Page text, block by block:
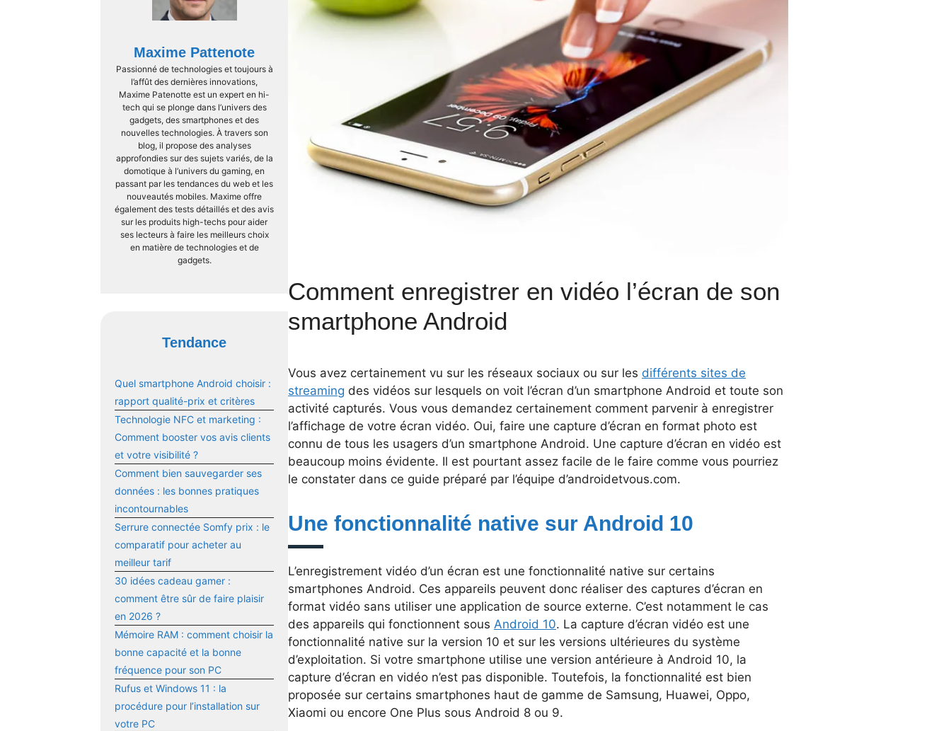
Maxime Pattenote
Passionné de technologies et toujours à
l’affût des dernières innovations,
Maxime Patenotte est un expert en hi-
tech qui se plonge dans l’univers des
gadgets, des smartphones et des
nouvelles technologies. À travers son
blog, il propose des analyses
approfondies sur des sujets variés, de la
domotique à l’univers du gaming, en
passant par les tendances du web et les
nouveautés mobiles. Maxime offre
également des tests détaillés et des avis
sur les produits high-techs pour aider
ses lecteurs à faire les meilleurs choix
en matière de technologies et de
gadgets.
Tendance
Quel smartphone Android choisir :
rapport qualité-prix et critères
Technologie NFC et marketing :
Comment booster vos avis clients
et votre visibilité ?
Comment bien sauvegarder ses
données : les bonnes pratiques
incontournables
Serrure connectée Somfy prix : le
comparatif pour acheter au
meilleur tarif
30 idées cadeau gamer :
comment être sûr de faire plaisir
en 2026 ?
Mémoire RAM : comment choisir la
bonne capacité et la bonne
fréquence pour son PC
Rufus et Windows 11 : la
procédure pour l’installation sur
votre PC
Comment enregistrer en vidéo l’écran de son
smartphone Android
Vous avez certainement vu sur les réseaux sociaux ou sur les différents sites de
streaming des vidéos sur lesquels on voit l’écran d’un smartphone Android et toute son
activité capturés. Vous vous demandez certainement comment parvenir à enregistrer
l’affichage de votre écran vidéo. Oui, faire une capture d’écran en format photo est
connu de tous les usagers d’un smartphone Android. Une capture d’écran en vidéo est
beaucoup moins évidente. Il est pourtant assez facile de le faire comme vous pourriez
le constater dans ce guide préparé par l’équipe d’androidetvous.com.
Une fonctionnalité native sur Android 10
L’enregistrement vidéo d’un écran est une fonctionnalité native sur certains
smartphones Android. Ces appareils peuvent donc réaliser des captures d’écran en
format vidéo sans utiliser une application de source externe. C’est notamment le cas
des appareils qui fonctionnent sous Android 10. La capture d’écran vidéo est une
fonctionnalité native sur la version 10 et sur les versions ultérieures du système
d’exploitation. Si votre smartphone utilise une version antérieure à Android 10, la
capture d’écran en vidéo n’est pas disponible. Toutefois, la fonctionnalité est bien
proposée sur certains smartphones haut de gamme de Samsung, Huawei, Oppo,
Xiaomi ou encore One Plus sous Android 8 ou 9.